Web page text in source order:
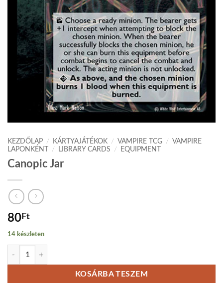
KEZDŐLAP / KÁRTYAJÁTÉKOK / VAMPIRE TCG /
VAMPIRE
LAPONKÉNT
/ LIBRARY CARDS / EQUIPMENT
Canopic Jar
80Ft
14 készleten
Canopic Jar mennyiség
KOSÁRBA TESZEM